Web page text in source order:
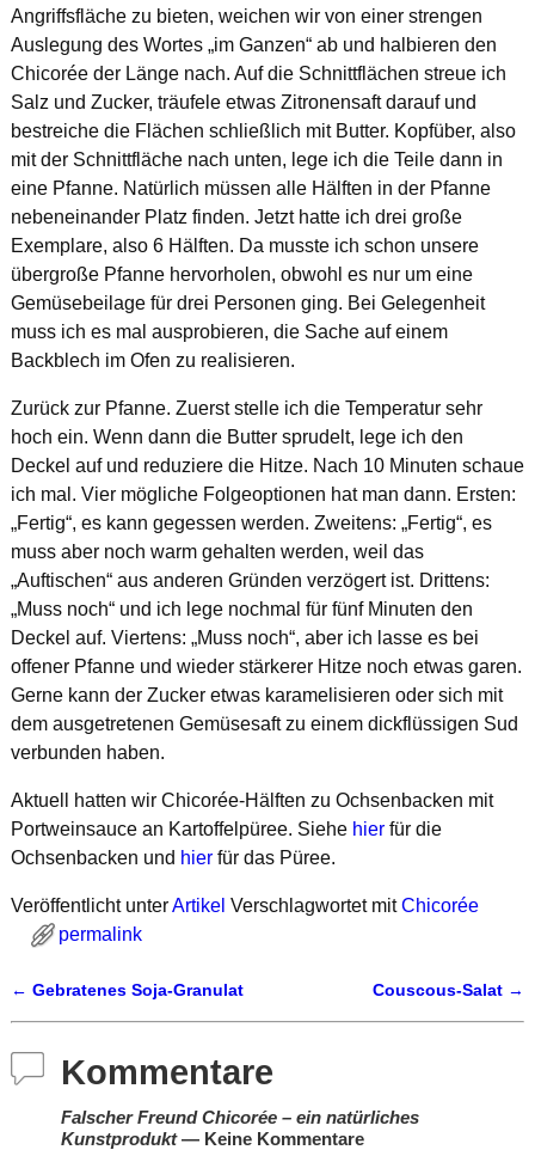
Angriffsfläche zu bieten, weichen wir von einer strengen
Auslegung des Wortes „im Ganzen“ ab und halbieren den
Chicorée der Länge nach. Auf die Schnittflächen streue ich
Salz und Zucker, träufele etwas Zitronensaft darauf und
bestreiche die Flächen schließlich mit Butter. Kopfüber, also
mit der Schnittfläche nach unten, lege ich die Teile dann in
eine Pfanne. Natürlich müssen alle Hälften in der Pfanne
nebeneinander Platz finden. Jetzt hatte ich drei große
Exemplare, also 6 Hälften. Da musste ich schon unsere
übergroße Pfanne hervorholen, obwohl es nur um eine
Gemüsebeilage für drei Personen ging. Bei Gelegenheit
muss ich es mal ausprobieren, die Sache auf einem
Backblech im Ofen zu realisieren.
Zurück zur Pfanne. Zuerst stelle ich die Temperatur sehr
hoch ein. Wenn dann die Butter sprudelt, lege ich den
Deckel auf und reduziere die Hitze. Nach 10 Minuten schaue
ich mal. Vier mögliche Folgeoptionen hat man dann. Ersten:
„Fertig“, es kann gegessen werden. Zweitens: „Fertig“, es
muss aber noch warm gehalten werden, weil das
„Auftischen“ aus anderen Gründen verzögert ist. Drittens:
„Muss noch“ und ich lege nochmal für fünf Minuten den
Deckel auf. Viertens: „Muss noch“, aber ich lasse es bei
offener Pfanne und wieder stärkerer Hitze noch etwas garen.
Gerne kann der Zucker etwas karamelisieren oder sich mit
dem ausgetretenen Gemüsesaft zu einem dickflüssigen Sud
verbunden haben.
Aktuell hatten wir Chicorée-Hälften zu Ochsenbacken mit
Portweinsauce an Kartoffelpüree. Siehe hierfür die
Ochsenbacken und hierfür das Püree.
Veröffentlicht unterArtikel Verschlagwortet mit Chicorée
permalink
Artikelnavigation
← Gebratenes Soja-Granulat Couscous-Salat →
Kommentare
Falscher Freund Chicorée – ein natürliches
Kunstprodukt— Keine Kommentare